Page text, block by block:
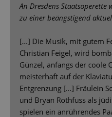
An Dresdens Staatsoperette
zu einer beängstigend
[...] Die Musik, mit gutem
Christian Feigel, wird
Günzel, anfangs der coole
meisterhaft auf der
Entgrenzung [...] Fräulein
und Bryan Rothfuss als
spielen ein anrührendes